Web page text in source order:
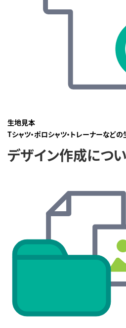
生地見本
Tシャツ・ポロシャツ・トレーナーなど
デザイン作成につ